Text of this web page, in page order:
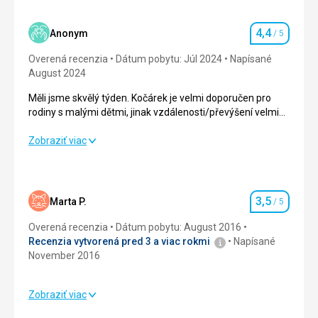
Anonym Hodnotenie
4,4/ 5
Overená recenzia Dátum pobytu: Júl 2024
Napísané
August 2024
Měli jsme skvělý týden. Kočárek je velmi doporučen pro
rodiny s malými dětmi, jinak vzdálenosti/převýšení velmi
usměvaví a ochotní.
Měli jsme skvělý týden. Kočárek je velmi doporučen pro
Strava 5,0/ 5
Ubytovanie 4,0
Služby
Zobraziť viac
Marta P. Hodnotenie
3,5 / 5
Overená recenzia
Dátum pobytu: August 2016
Recenzia vytvorená pred 3 a viac rokmi
Napísané
November 2016
Zobraziť viac